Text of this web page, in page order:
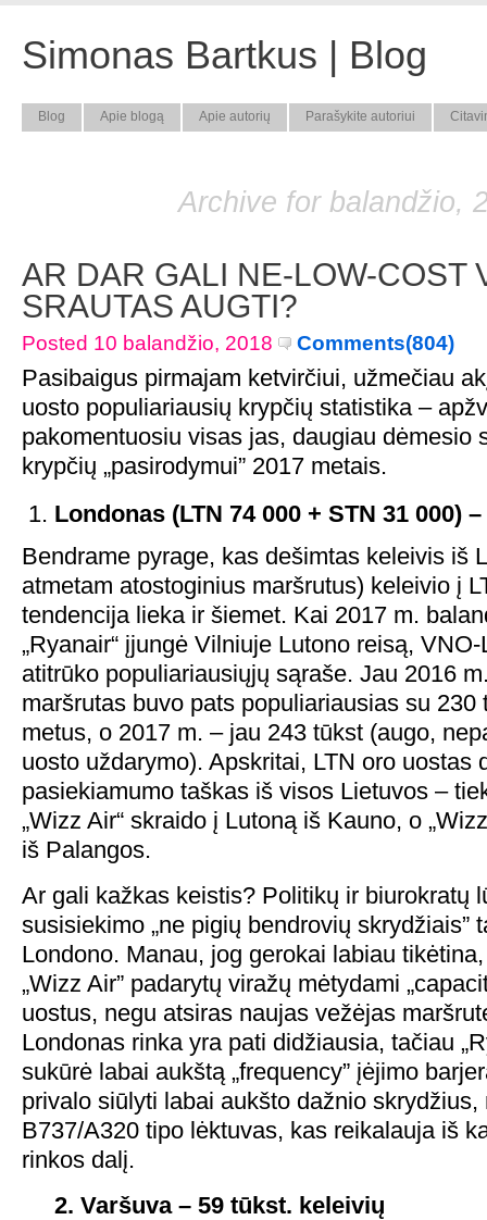
Simonas Bartkus | Blog
Blog Apie blogą Apie autorių Parašykite autoriui
Archive for balandžio,
AR DAR GALI NE-LOW-COST
SRAUTAS AUGTI?
Posted 10 balandžio, 2018 Comments(804)
Pasibaigus pirmajam ketvirčiui, užmečiau
uosto populiariausių krypčių statistika –
pakomentuosiu visas jas, daugiau dėmesio
krypčių „pasirodymui” 2017 metais.
Londonas (LTN 74 000 + STN 31 000)
Bendrame pyrage, kas dešimtas keleivis iš
atmetam atostoginius maršrutus) keleivio į
tendencija lieka ir šiemet. Kai 2017 m.
„Ryanair“ įjungė Vilniuje Lutono reisą,
atitrūko populiariausiųjų sąraše. Jau 2016
maršrutas buvo pats populiariausias su 230
metus, o 2017 m. – jau 243 tūkst (augo,
uosto uždarymo). Apskritai, LTN oro uostas
pasiekiamumo taškas iš visos Lietuvos –
„Wizz Air“ skraido į Lutoną iš Kauno, o
iš Palangos.
Ar gali kažkas keistis? Politikų ir biurokratų
susisiekimo „ne pigių bendrovių skrydžiais”
Londono. Manau, jog gerokai labiau tikėtina,
„Wizz Air” padarytų viražų mėtydami
uostus, negu atsiras naujas vežėjas
Londonas rinka yra pati didžiausia, tačiau
sukūrė labai aukštą „frequency” įėjimo
privalo siūlyti labai aukšto dažnio
B737/A320 tipo lėktuvas, kas reikalauja iš
rinkos dalį.
2. Varšuva – 59 tūkst. keleivių